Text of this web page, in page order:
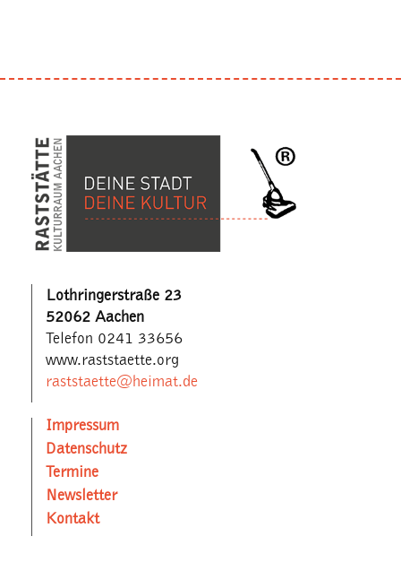
Lothringerstraße 23
52062 Aachen
Telefon 0241 33656
www.raststaette.org
raststaette@heimat.de
Impressum
Datenschutz
Termine
Newsletter
Kontakt